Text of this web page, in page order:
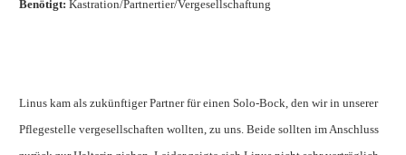
Benötigt: Kastration/Partnertier/Vergesellschaftung
Linus kam als zukünftiger Partner für einen Solo-Bock, den wir in unserer
Pflegestelle vergesellschaften wollten, zu uns. Beide sollten im Anschluss